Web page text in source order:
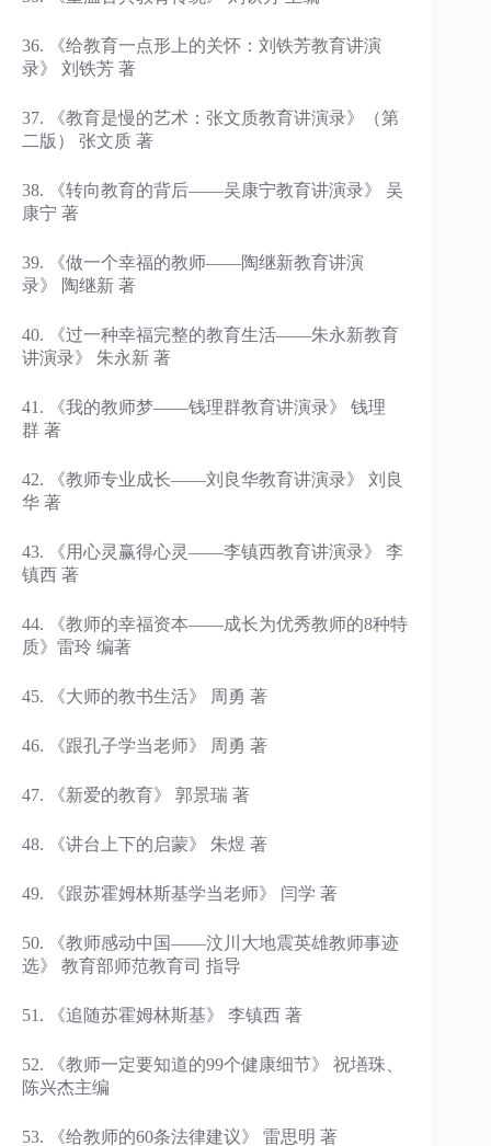
36. 《给教育一点形上的关怀：刘铁芳教育讲演
录》 刘铁芳 著
37. 《教育是慢的艺术：张文质教育讲演录》（第
二版） 张文质 著
38. 《转向教育的背后——吴康宁教育讲演录》 吴
康宁 著
39. 《做一个幸福的教师——陶继新教育讲演
录》 陶继新 著
40. 《过一种幸福完整的教育生活——朱永新教育
讲演录》 朱永新 著
41. 《我的教师梦——钱理群教育讲演录》 钱理
群 著
42. 《教师专业成长——刘良华教育讲演录》 刘良
华 著
43. 《用心灵赢得心灵——李镇西教育讲演录》 李
镇西 著
44. 《教师的幸福资本——成长为优秀教师的8种特
质》雷玲 编著
45. 《大师的教书生活》 周勇 著
46. 《跟孔子学当老师》 周勇 著
47. 《新爱的教育》 郭景瑞 著
48. 《讲台上下的启蒙》 朱煜 著
49. 《跟苏霍姆林斯基学当老师》 闫学 著
50. 《教师感动中国——汶川大地震英雄教师事迹
选》 教育部师范教育司 指导
51. 《追随苏霍姆林斯基》 李镇西 著
52. 《教师一定要知道的99个健康细节》 祝墡珠、
陈兴杰主编
53. 《给教师的60条法律建议》 雷思明 著